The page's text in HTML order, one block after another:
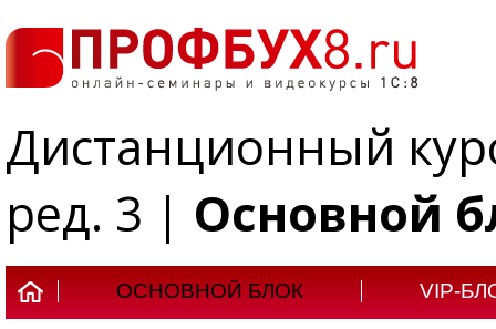
Дистанционный
ред. 3 | Основной
ОСНОВНОЙ БЛОК VIP-